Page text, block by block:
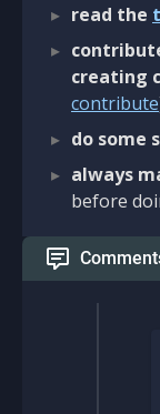
read the
creating
contribute
do some
always
before